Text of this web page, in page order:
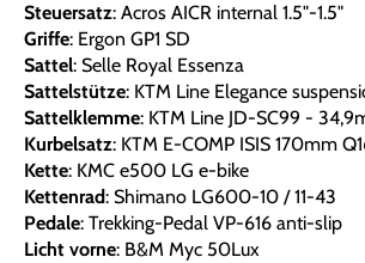
Steuersatz: Acros AICR internal 1.5"-1.5"
Griffe: Ergon GP1 SD
Sattel: Selle Royal Essenza
Sattelstütze: KTM Line Elegance
Sattelklemme: KTM Line JD-SC99 -
Kurbelsatz: KTM E-COMP ISIS 170mm
Kette: KMC e500 LG e-bike
Kettenrad: Shimano LG600-10 / 11-43
Pedale: Trekking-Pedal VP-616 anti-slip
Licht vorne: B&M Myc 50Lux